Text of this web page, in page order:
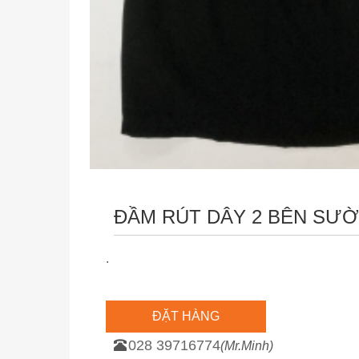
ĐẦM RÚT DÂY 2 BÊN
.
ĐẶT HÀNG
028 39716774(Mr.Minh)